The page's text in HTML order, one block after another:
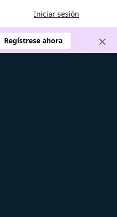
Iniciar sesión
Regístrese ahora